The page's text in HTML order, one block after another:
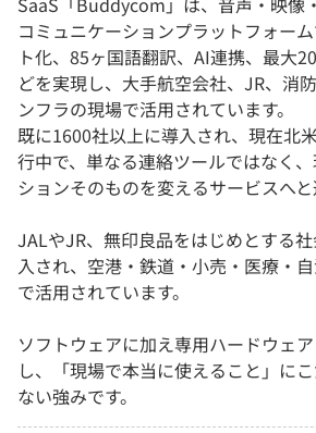
コミュニケーションプラットフォー
ト化、85ヶ国語翻訳、AI連携、最大
どを実現し、大手航空会社、JR、消
ンフラの現場で活用されています。
既に1600社以上に導入され、現在北
行中で、単なる連絡ツールではなく
ションそのものを変えるサービスへと
JALやJR、無印良品をはじめとする
入され、空港・鉄道・小売・医療・
で活用されています。
ソフトウェアに加え専用ハードウェ
し、「現場で本当に使えること」に
ない強みです。